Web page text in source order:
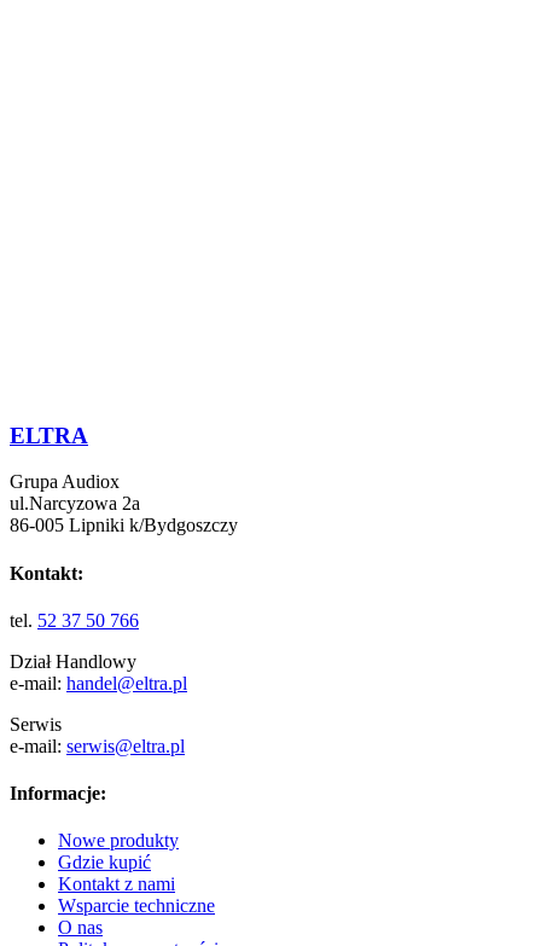
ELTRA
Grupa Audiox
ul.Narcyzowa 2a
86-005 Lipniki k/Bydgoszczy
Kontakt:
tel. 52 37 50 766
Dział Handlowy
e-mail: handel@eltra.pl
Serwis
e-mail: serwis@eltra.pl
Informacje:
Nowe produkty
Gdzie kupić
Kontakt z nami
Wsparcie techniczne
O nas